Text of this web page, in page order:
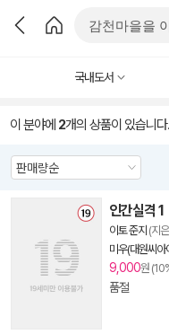
국내도서
이 분야에 2개의 상품이 있습니다.
인간실격 1
이토 준지 (지
미우(대원씨아
9,000원
품절